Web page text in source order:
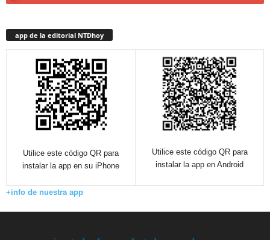
app de la editorial NTDhoy
Utilice este código QR para
instalar la app en su iPhone
Utilice este código QR para
instalar la app en Android
+info de nuestra app